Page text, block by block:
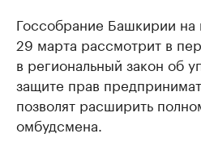
Госсобрание Башкирии на
29 марта рассмотрит в
в региональный закон об
защите прав
позволят расширить
омбудсмена.